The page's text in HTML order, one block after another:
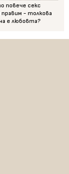
повече секс
правим - толкова
е любовта?